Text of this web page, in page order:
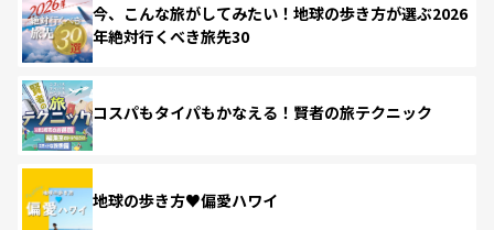
今、こんな旅がしてみたい！地球の歩き方が選ぶ2026
年絶対行くべき旅先30
コスパもタイパもかなえる！賢者の旅テクニック
地球の歩き方♥偏愛ハワイ